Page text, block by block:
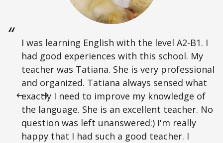
I was learning English with the level A2-B1. I
had good experiences with this school. My
teacher was Tatiana. She is very professional
and organized. Tatiana always sensed what
exactly I need to improve my knowledge of
the language. She is an excellent teacher. No
question was left unanswered:) I'm really
happy that I had such a good teacher. I